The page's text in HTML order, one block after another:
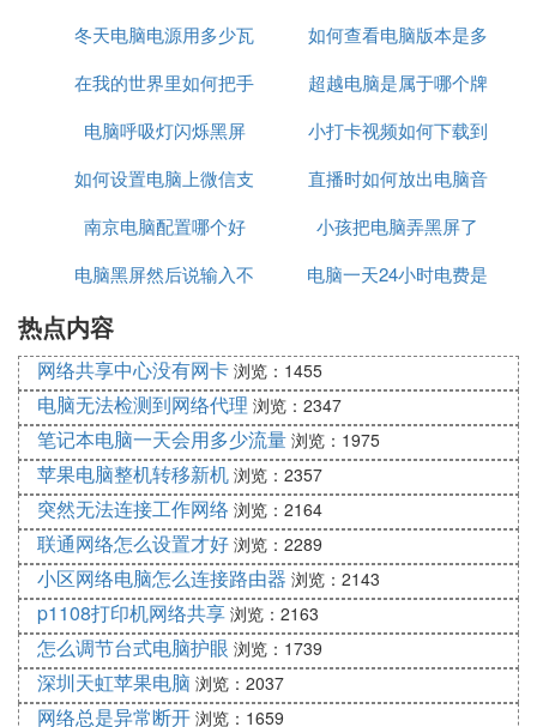
维修
点击速度
冬天电脑电源用多少瓦
如何查看电脑版本是多
少
在我的世界里如何把手
机变成电脑
超越电脑是属于哪个牌
子
电脑呼吸灯闪烁黑屏
小打卡视频如何下载到
电脑上
如何设置电脑上微信支
付
直播时如何放出电脑音
频
南京电脑配置哪个好
小孩把电脑弄黑屏了
电脑黑屏然后说输入不
电脑一天24小时电费是
热点内容
网络共享中心没有网卡 浏览：1455
电脑无法检测到网络代理 浏览：2347
笔记本电脑一天会用多少流量 浏览：1975
苹果电脑整机转移新机 浏览：2357
突然无法连接工作网络 浏览：2164
联通网络怎么设置才好 浏览：2289
小区网络电脑怎么连接路由器 浏览：2143
p1108打印机网络共享 浏览：2163
怎么调节台式电脑护眼 浏览：1739
深圳天虹苹果电脑 浏览：2037
网络总是异常断开 浏览：1659